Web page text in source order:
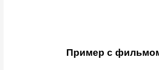
Пример с